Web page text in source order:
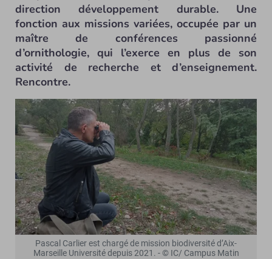
direction développement durable. Une
fonction aux missions variées, occupée par un
maître de conférences passionné
d’ornithologie, qui l’exerce en plus de son
activité de recherche et d’enseignement.
Rencontre.
Pascal Carlier est chargé de mission biodiversité d’Aix-
Marseille Université depuis 2021. - © IC/ Campus Matin